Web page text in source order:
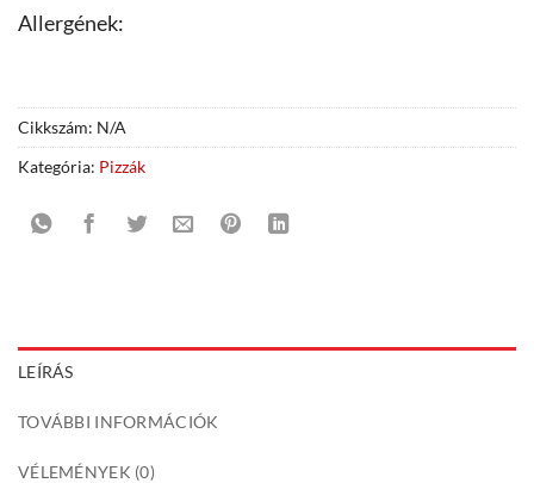
Allergének:
Cikkszám: N/A
Kategória: Pizzák
LEÍRÁS
TOVÁBBI INFORMÁCIÓK
VÉLEMÉNYEK (0)